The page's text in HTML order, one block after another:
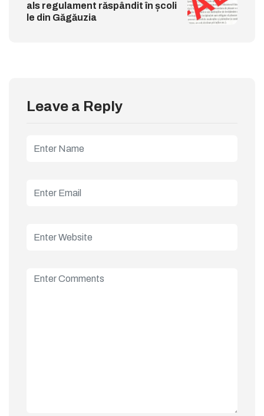
als regulament răspândit în școli
le din Găgăuzia
Leave a Reply